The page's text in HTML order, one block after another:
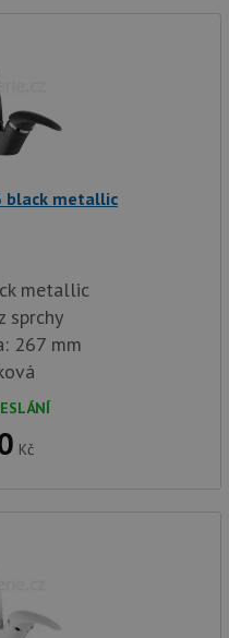
black metallic
metallic
sprchy
267 mm
Kč